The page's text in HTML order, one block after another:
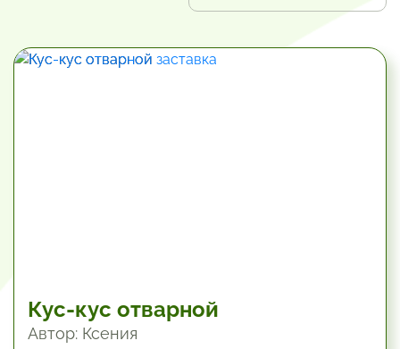
По алфавиту А-Я
Кус-кус отварной
Автор: Ксения